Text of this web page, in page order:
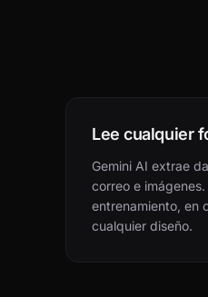
Lee cualquier
Gemini AI extrae
correo e
entrenamiento, en
cualquier diseño.